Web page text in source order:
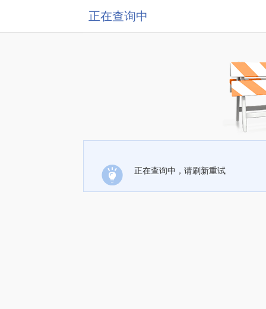
正在查询中
正在查询中，请刷新重试